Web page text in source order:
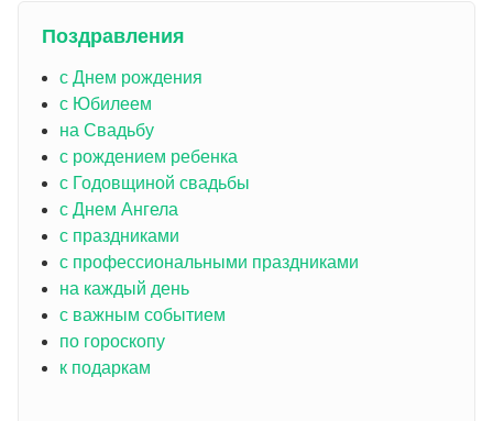
Поздравления
с Днем рождения
с Юбилеем
на Свадьбу
с рождением ребенка
с Годовщиной свадьбы
с Днем Ангела
с праздниками
с профессиональными праздниками
на каждый день
с важным событием
по гороскопу
к подаркам